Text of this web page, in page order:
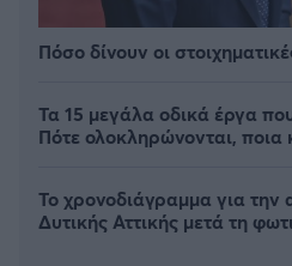
Πόσο δίνουν οι
Τα 15 μεγάλα οδικά έργα
Πότε ολοκληρώνονται, ποια
Το χρονοδιάγραμμα για την
Δυτικής Αττικής μετά τη